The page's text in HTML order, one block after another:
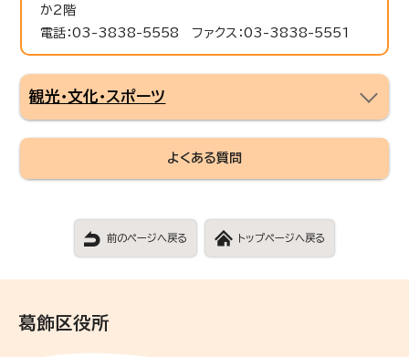
か2階
電話：03-3838-5558 ファクス：03-3838-5551
観光・文化・スポーツ
よくある質問
前のページへ戻る トップページへ戻る
葛飾区役所